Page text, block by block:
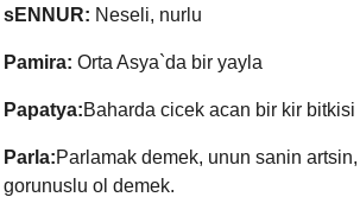
sENNUR: Neseli, nurlu
Pamira: Orta Asya`da bir yayla
Papatya:Baharda cicek acan bir kir bitkisi
Parla:Parlamak demek, unun sanin
gorunuslu ol demek.